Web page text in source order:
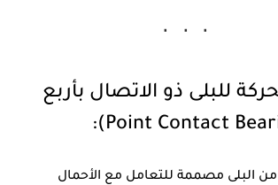
للبلى ذو الاتصال بأربع
من البلى مصممة للتعامل مع الأحمال